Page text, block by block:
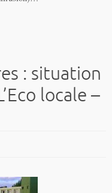
: situation
locale –